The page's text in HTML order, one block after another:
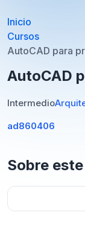
Inicio
Cursos
AutoCAD para
AutoCAD
Intermedio
ad860406
Sobre